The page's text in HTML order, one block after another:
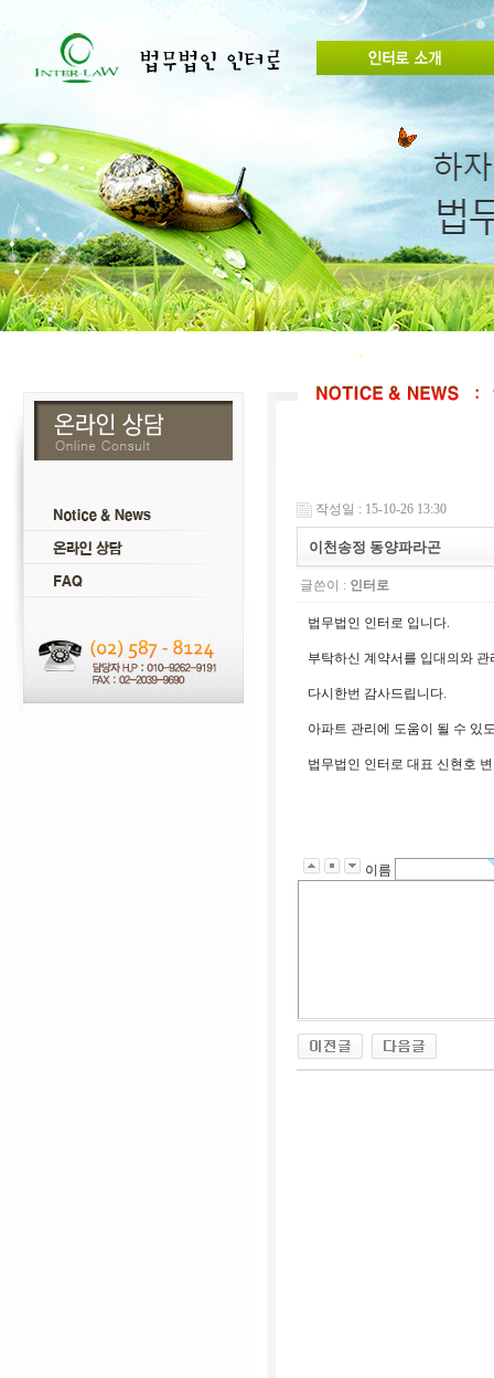
작성일 : 15-10-26 13:30
이천송정 동양파라곤
글쓴이 : 인터로
법무법인 인터로 입니다.
부탁하신 계약서를 입대의와
다시한번 감사드립니다.
아파트 관리에 도움이 될 수 있
법무법인 인터로 대표 신현호
이름